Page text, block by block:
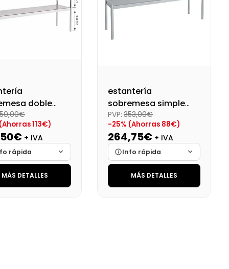
doble
113€)
+ IVA
rápida
Cargando…
MÁS DETALLES
estantería
sobremesa simple
desmontado
Dim:1500X350X400
PVP: 353,00€
-25% (Ahorras 88€)
264,75€ + IVA
Info rápida
Marca
Cargando…
MÁS DETALLES